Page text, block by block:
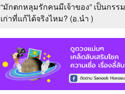
“มักตกหลุมรักคนมีเจ้าของ” เป็นกรรม
เก่าที่แก้ได้จริงไหม? (อ.นำ )